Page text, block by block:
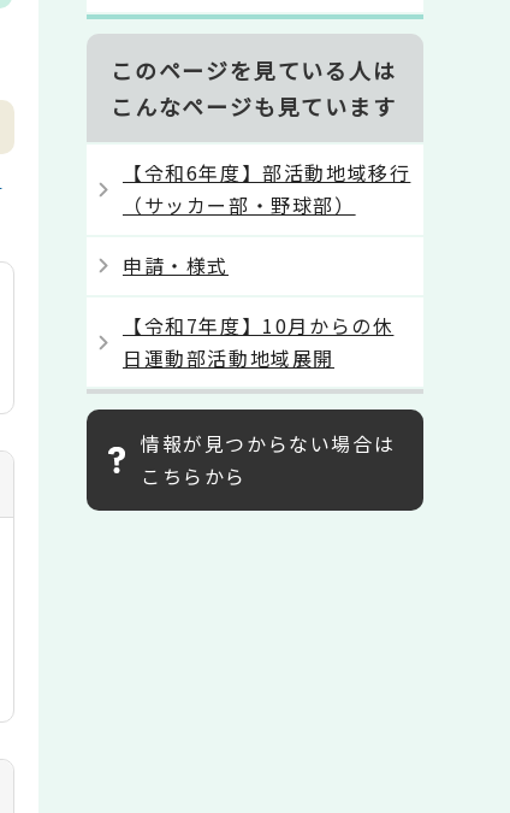
このページを見ている人は
こんなページも見ています
【令和6年度】部活動地域移行
（サッカー部・野球部）
申請・様式
【令和7年度】10月からの休
日運動部活動地域展開
情報が見つからない場合は
こちらから